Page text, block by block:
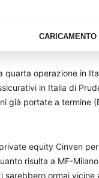
quarta operazione in
in Italia di
già portate a termine
equity Cinven
risulta a MF-
sarebbero ormai